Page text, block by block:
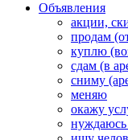
Объявления
акции,
продам
куплю
сдам (в
сниму
меняю
окажу
нуждаюсь